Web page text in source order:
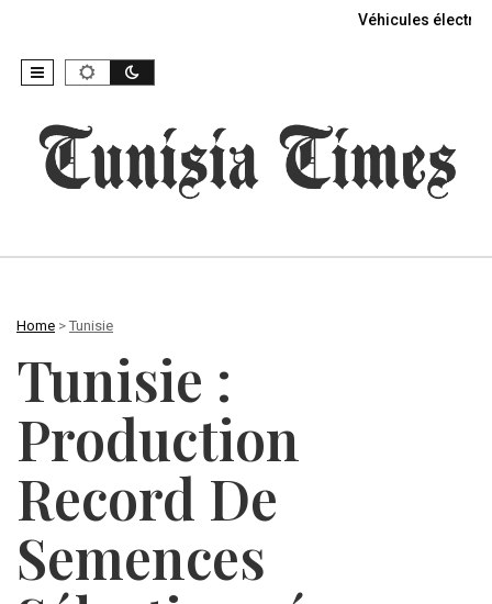
Véhicules
Home > Tunisie
Tunisie :
Production
Record De
Semences